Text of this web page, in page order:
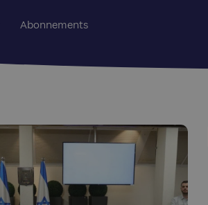
Abonnements